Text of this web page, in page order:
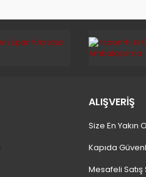
ALIŞVERİŞ
Size En Yakın
Kapıda
Mesafeli